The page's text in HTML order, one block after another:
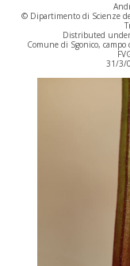
© Dipartimento di Scienze
Distributed under
Comune di Sgonico,
31/3/